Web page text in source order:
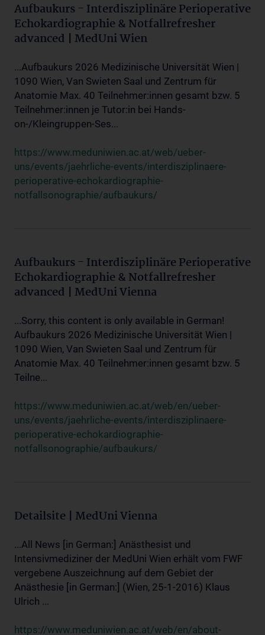
Aufbaukurs - Interdisziplinäre Perioperative
Echokardiographie & Notfallrefresher
advanced | MedUni Wien
...Aufbaukurs 2026 Medizinische Universität Wien |
1090 Wien, Van Swieten Saal und Zentrum für
Anatomie Max. 40 Teilnehmer:innen gesamt bzw. 5
Teilnehmer:innen je Tutor:in bei Hands-
on-/Kleingruppen-Ses...
https://www.meduniwien.ac.at/web/ueber-
uns/events/jaehrliche-events/interdisziplinaere-
perioperative-echokardiographie-
notfallsonographie/aufbaukurs/
Aufbaukurs - Interdisziplinäre Perioperative
Echokardiographie & Notfallrefresher
advanced | MedUni Vienna
...Sorry, this content is only available in German!
Aufbaukurs 2026 Medizinische Universität Wien |
1090 Wien, Van Swieten Saal und Zentrum für
Anatomie Max. 40 Teilnehmer:innen gesamt bzw. 5
Teilne...
https://www.meduniwien.ac.at/web/en/ueber-
uns/events/jaehrliche-events/interdisziplinaere-
perioperative-echokardiographie-
notfallsonographie/aufbaukurs/
Detailsite | MedUni Vienna
...All News [in German:] Anästhesist und
Intensivmediziner der MedUni Wien erhält vom FWF
vergebene Auszeichnung auf dem Gebiet der
Anästhesie [in German:] (Wien, 25-1-2016) Klaus
Ulrich ...
https://www.meduniwien.ac.at/web/en/about-